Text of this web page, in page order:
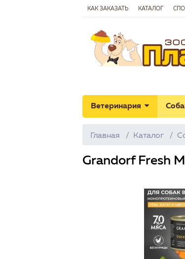
КАК ЗАКАЗАТЬ КАТАЛОГ
Ветеринария
Главная Каталог
Grandorf Fresh